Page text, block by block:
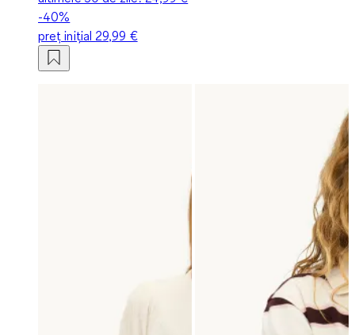
-40%
preț inițial 29,99 €